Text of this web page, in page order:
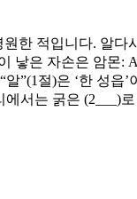
한 적입니다. 알
낳은 자손은 암몬
절)은 ‘한 성읍
는 굵은 (2___)